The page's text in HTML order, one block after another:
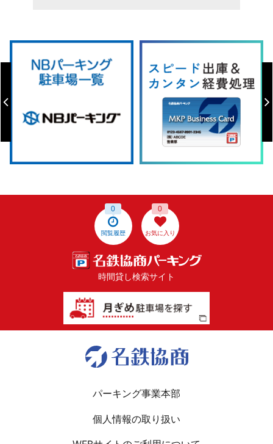
閲覧履歴
0
お気に入り
0
時間貸し検索サイト
パーキング事業本部
個人情報の取り扱い